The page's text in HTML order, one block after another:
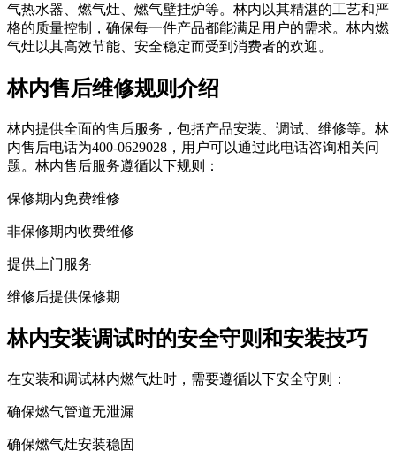
气热水器、燃气灶、燃气壁挂炉等。林内以其精湛的工艺和严
格的质量控制，确保每一件产品都能满足用户的需求。林内燃
气灶以其高效节能、安全稳定而受到消费者的欢迎。
林内售后维修规则介绍
林内提供全面的售后服务，包括产品安装、调试、维修等。林
内售后电话为400-0629028，用户可以通过此电话咨询相关问
题。林内售后服务遵循以下规则：
保修期内免费维修
非保修期内收费维修
提供上门服务
维修后提供保修期
林内安装调试时的安全守则和安装技巧
在安装和调试林内燃气灶时，需要遵循以下安全守则：
确保燃气管道无泄漏
确保燃气灶安装稳固